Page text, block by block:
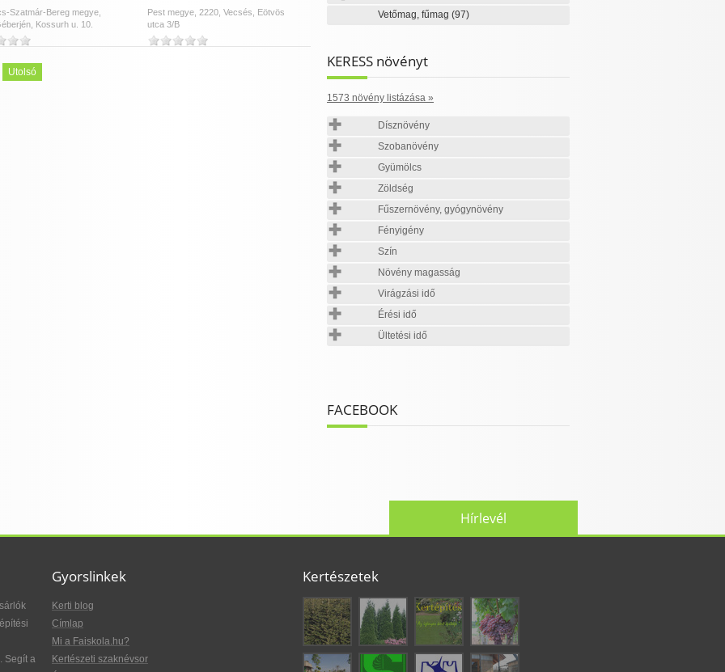
Szatmár-Bereg megye,
Kossurh u. 10.
Pest megye, 2220, Vecsés, Eötvös
utca 3/B
Utolsó
Vetőmag, fűmag (97)
KERESS növényt
1573 növény listázása »
Dísznövény
Szobanövény
Gyümölcs
Zöldség
Fűszernövény, gyógynövény
Fényigény
Szín
Növény magasság
Virágzási idő
Érési idő
Ültetési idő
FACEBOOK
Hírlevél
Segít a
Gyorslinkek
Kerti blog
Címlap
Mi a Faiskola.hu?
Kertészeti szaknévsor
Kertészetek